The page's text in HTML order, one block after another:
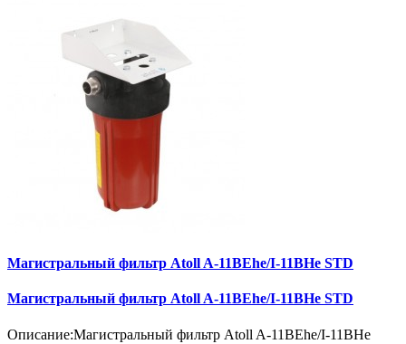
Магистральный фильтр Atoll A-11BEhe/I-11BHe STD
Магистральный фильтр Atoll A-11BEhe/I-11BHe STD
Описание:Магистральный фильтр Atoll A-11BEhe/I-11BHe